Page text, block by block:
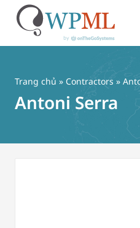
Trang chủ » Contractors »
Antoni Serra